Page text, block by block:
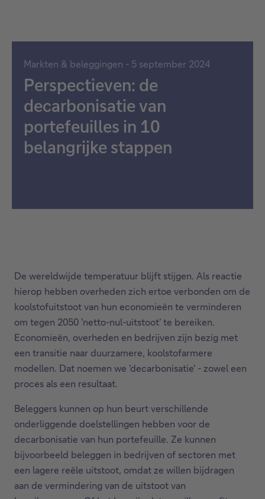
Markten & beleggingen - 5 september 2024
Perspectieven: de
decarbonisatie van
portefeuilles in 10
belangrijke stappen
De wereldwijde temperatuur blijft stijgen. Als reactie
hierop hebben overheden zich ertoe verbonden om de
koolstofuitstoot van hun economieën te verminderen
om tegen 2050 'netto-nul-uitstoot' te bereiken.
Economieën, overheden en bedrijven zijn bezig met
een transitie naar duurzamere, koolstofarmere
modellen. Dat noemen we 'decarbonisatie' - zowel een
proces als een resultaat.
Beleggers kunnen op hun beurt verschillende
onderliggende doelstellingen hebben voor de
decarbonisatie van hun portefeuille. Ze kunnen
bijvoorbeeld beleggen in bedrijven of sectoren met
een lagere reële uitstoot, omdat ze willen bijdragen
aan de vermindering van de uitstoot van